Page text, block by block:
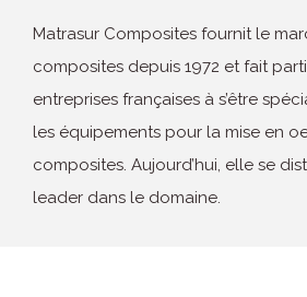
Matrasur Composites fournit le
composites depuis 1972 et fait
entreprises françaises à s’être
les équipements pour la mise en
composites. Aujourd’hui, elle se
leader dans le domaine.